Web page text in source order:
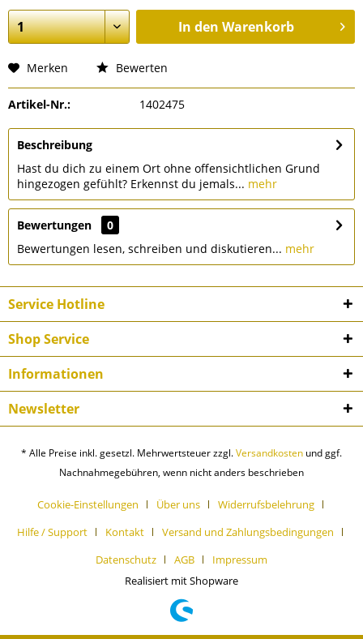
In den Warenkorb
Merken Bewerten
Artikel-Nr.: 1402475
Beschreibung
Hast du dich zu einem Ort ohne offensichtlichen Grund
hingezogen gefühlt? Erkennst du jemals... mehr
Bewertungen
0
Bewertungen lesen, schreiben und diskutieren... mehr
Service Hotline
Shop Service
Informationen
Newsletter
* Alle Preise inkl. gesetzl. Mehrwertsteuer zzgl.Versandkosten und ggf.
Nachnahmegebühren, wenn nicht anders beschrieben
Cookie-Einstellungen Über uns
Widerrufsbelehrung
Hilfe / Support
Kontakt
Versand und Zahlungsbedingungen
Datenschutz
AGB
Impressum
Realisiert mit Shopware